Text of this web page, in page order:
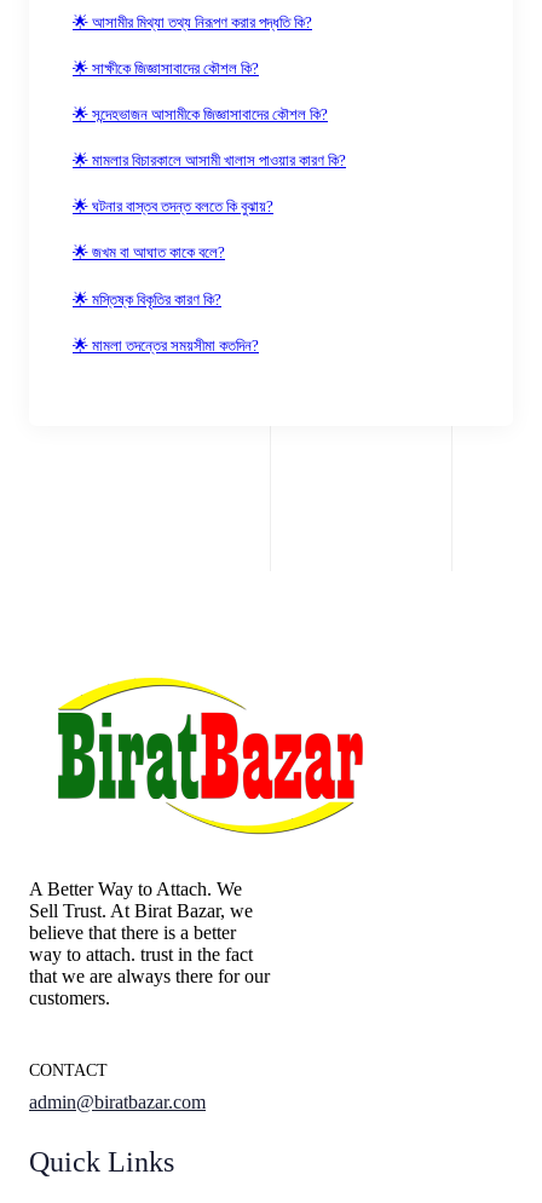
🌟 আসামীর মিথ্যা তথ্য নিরূপণ করার পদ্ধতি কি?
🌟 সাক্ষীকে জিজ্ঞাসাবাদের কৌশল কি?
🌟 সন্দেহভাজন আসামীকে জিজ্ঞাসাবাদের কৌশল কি?
🌟 মামলার বিচারকালে আসামী খালাস পাওয়ার কারণ কি?
🌟 ঘটনার বাস্তব তদন্ত বলতে কি বুঝায়?
🌟 জখম বা আঘাত কাকে বলে?
🌟 মস্তিষ্ক বিকৃতির কারণ কি?
🌟 মামলা তদন্তের সময়সীমা কতদিন?
A Better Way to Attach. We
Sell Trust. At Birat Bazar, we
believe that there is a better
way to attach. trust in the fact
that we are always there for our
customers.
CONTACT
admin@biratbazar.com
Quick Links